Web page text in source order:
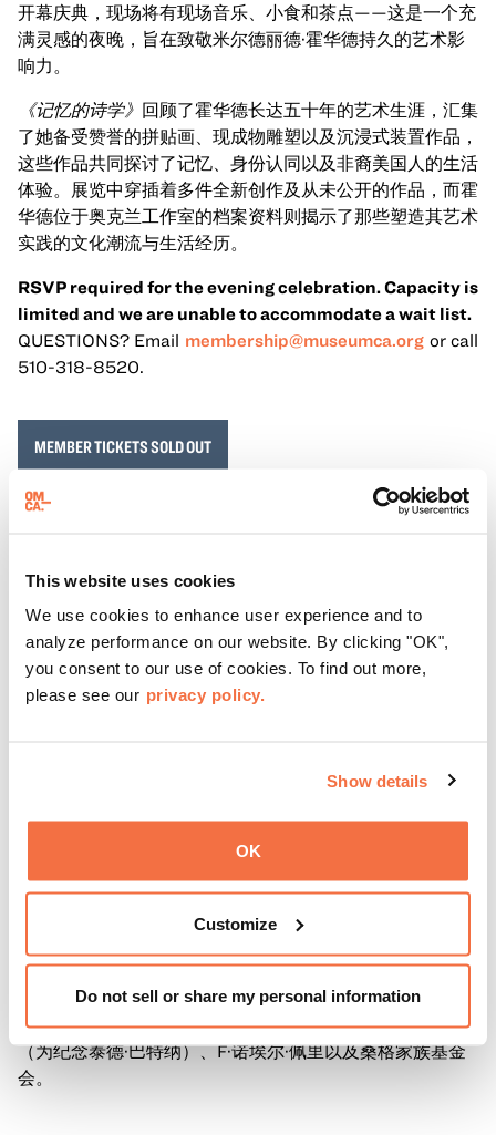
This website uses cookies
We use cookies to enhance user experience and to
analyze performance on our website. By clicking "OK",
you consent to our use of cookies. To find out more,
please see our privacy policy.
Show details
OK
Customize
Do not sell or share my personal information
开幕庆典，现场将有现场音乐、小食和茶点——这是一个充
满灵感的夜晚，旨在致敬米尔德丽德·霍华德持久的艺术影
响力。
《记忆的诗学》 回顾了霍华德长达五十年的艺术生涯，汇集
了她备受赞誉的拼贴画、现成物雕塑以及沉浸式装置作品，
这些作品共同探讨了记忆、身份认同以及非裔美国人的生活
体验。展览中穿插着多件全新创作及从未公开的作品，而霍
华德位于奥克兰工作室的档案资料则揭示了那些塑造其艺术
实践的文化潮流与生活经历。
RSVP required for the evening celebration. Capacity is
limited and we are unable to accommodate a wait list.
QUESTIONS? Email membership@museumca.org or call
510-318-8520.
MEMBER TICKETS SOLD OUT
and experience OMCA’s newest exhibition before it opens
to the public!
添加到日历
展览《米尔德丽德·霍华德：记忆的诗学》的主要赞助方为
奥克兰博物馆妇女委员会和安迪·沃霍尔视觉艺术基金会。
其他赞助方包括安·麦基弗·哈奇、北极星基金、罗丝玛丽·张
（为纪念泰德·巴特纳）、F·诺埃尔·佩里以及桑格家族基金
会。